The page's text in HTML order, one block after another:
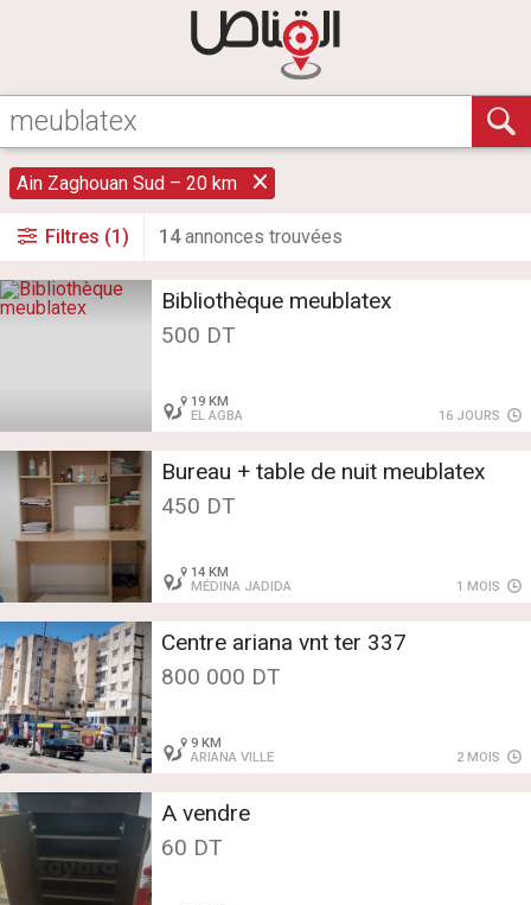
Ain Zaghouan Sud – 20 km
Filtres (1) 14annonces trouvées
Bibliothèque meublatex
500 DT
19 KM
EL AGBA
16 JOURS
Bureau + table de nuit meublatex
450 DT
14 KM
MÉDINA JADIDA
1 MOIS
Centre ariana vnt ter 337
800 000 DT
9 KM
ARIANA VILLE
2 MOIS
A vendre
60 DT